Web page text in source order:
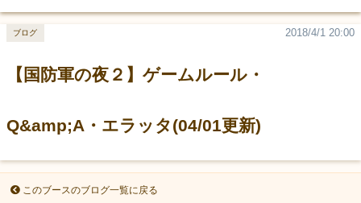
【国防軍の夜２】ゲームルール・
Q&amp;A・エラッタ(04/01更新)
2018/4/1 20:00
ブログ
このブースのブログ一覧に戻る